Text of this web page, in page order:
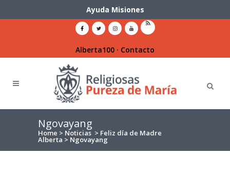
Ayuda Misiones
Alberta100 · Contacto
Ngovayang
Home > Noticias > Feliz día de Madre
Alberta > Ngovayang